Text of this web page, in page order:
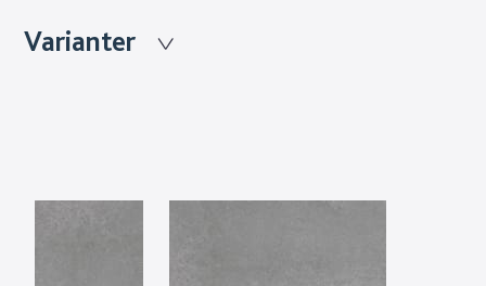
Varianter